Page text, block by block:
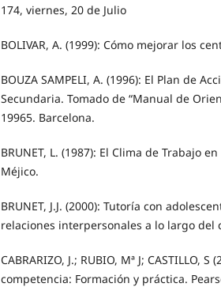
174, viernes, 20 de Julio
BOLIVAR, A. (1999): Cómo mejorar los
BOUZA SAMPELI, A. (1996): El Plan de
Secundaria. Tomado de “Manual de
19965. Barcelona.
BRUNET, L. (1987): El Clima de Trabajo
Méjico.
BRUNET, J.J. (2000): Tutoría con
relaciones interpersonales a lo largo del
CABRARIZO, J.; RUBIO, Mª J; CASTILLO,
competencia: Formación y práctica.